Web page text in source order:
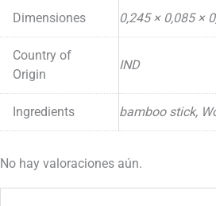
Dimensiones 0,245 × 0,085 ×
Country of
Origin
IND
Ingredients bamboo stick,
No hay valoraciones aún.